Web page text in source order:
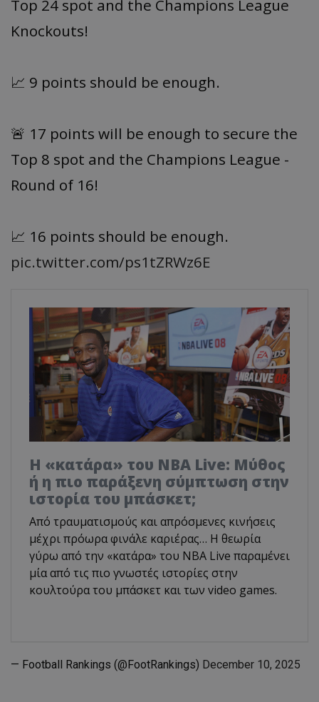
Top 24 spot and the Champions League
Knockouts!
📈 9 points should be enough.
🚨 17 points will be enough to secure the
Top 8 spot and the Champions League -
Round of 16!
📈 16 points should be enough.
pic.twitter.com/ps1tZRWz6E
Η «κατάρα» του NBA Live: Μύθος
ή η πιο παράξενη σύμπτωση στην
ιστορία του μπάσκετ;
Από τραυματισμούς και απρόσμενες κινήσεις
μέχρι πρόωρα φινάλε καριέρας… Η θεωρία
γύρω από την «κατάρα» του NBA Live παραμένει
μία από τις πιο γνωστές ιστορίες στην
κουλτούρα του μπάσκετ και των video games.
— Football Rankings (@FootRankings) December 10, 2025